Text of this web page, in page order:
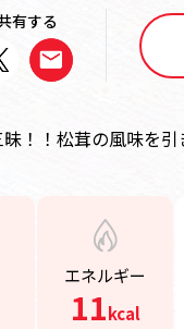
有する
！！松茸の風味を引
エネルギー
11kcal